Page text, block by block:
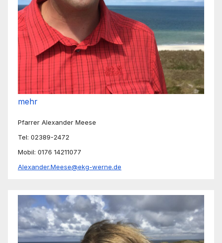
mehr
Pfarrer Alexander Meese
Tel: 02389-2472
Mobil: 0176 14211077
Alexander.Meese@ekg-werne.de